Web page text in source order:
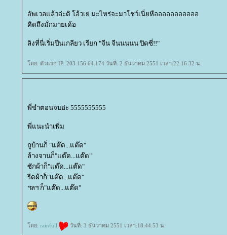
อัพเวลแล้วอ่ะดิ โอ้วเย่ มะไหร่จะมาโชว์เนี่ยหือออออออออออ
คิดถึงมั่กมายเด้อ
ลิงที่นี่เริ่มปีนเกลียว เรียก "จีน จีนนนนน ปิดซี่!!"
ดย: ตัวแรก IP: 203.156.64.174 วันที่: 2 ธันวาคม 2551 เวลา:22:16:32 น.
พี่ขำตอนจบอ่ะ 5555555555
พี่แนะนำเพิ่ม
ถูบ้านก็ "แต๊ด...แต๊ด"
ล้างจานก็"แต๊ด...แต๊ด"
ซักผ้าก็"แต๊ด...แต๊ด"
รีดผ้าก็"แต๊ด...แต๊ด"
ฯลฯ ก็"แต๊ด...แต๊ด"
ดย: rainfull วันที่: 3 ธันวาคม 2551 เวลา:18:44:53 น.